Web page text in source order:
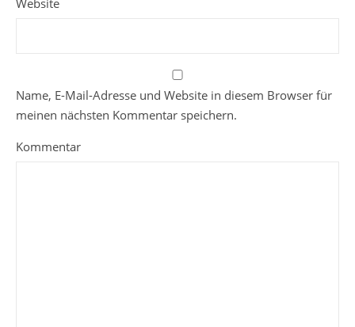
Website
Name, E-Mail-Adresse und Website in diesem Browser für
meinen nächsten Kommentar speichern.
Kommentar